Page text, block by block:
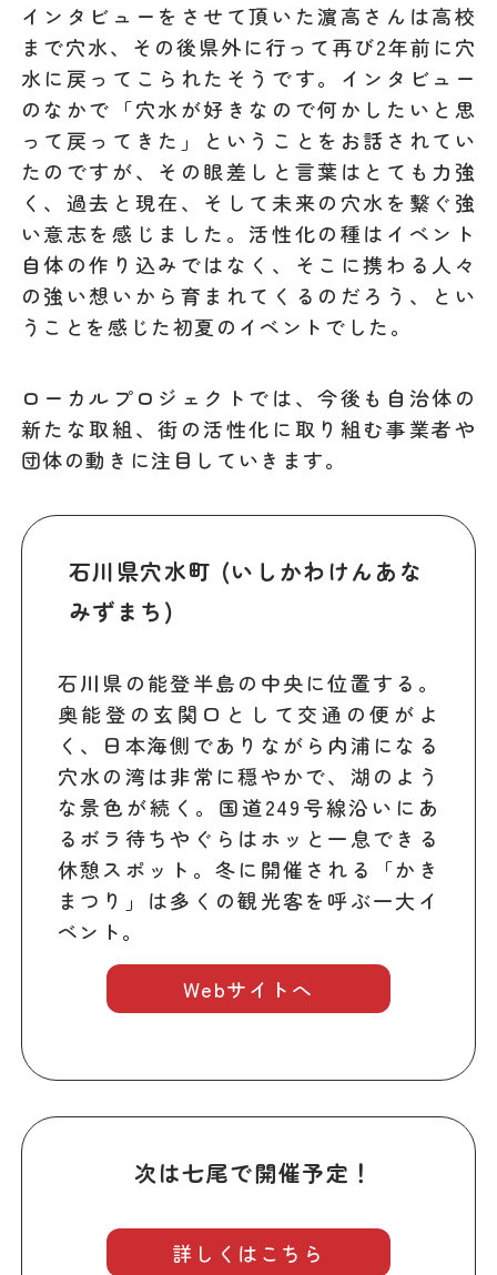
インタビューをさせて頂いた濵高さんは高校
まで穴水、その後県外に行って再び2年前に穴
水に戻ってこられたそうです。インタビュー
のなかで「穴水が好きなので何かしたいと思
って戻ってきた」ということをお話されてい
たのですが、その眼差しと言葉はとても力強
く、過去と現在、そして未来の穴水を繋ぐ強
い意志を感じました。活性化の種はイベント
自体の作り込みではなく、そこに携わる人々
の強い想いから育まれてくるのだろう、とい
うことを感じた初夏のイベントでした。
ローカルプロジェクトでは、今後も自治体の
新たな取組、街の活性化に取り組む事業者や
団体の動きに注目していきます。
石川県穴水町 (いしかわけんあな
みずまち)
石川県の能登半島の中央に位置する。
奥能登の玄関口として交通の便がよ
く、日本海側でありながら内浦になる
穴水の湾は非常に穏やかで、湖のよう
な景色が続く。国道249号線沿いにあ
るボラ待ちやぐらはホッと一息できる
休憩スポット。冬に開催される「かき
まつり」は多くの観光客を呼ぶ一大イ
ベント。
Webサイトへ
次は七尾で開催予定！
詳しくはこちら